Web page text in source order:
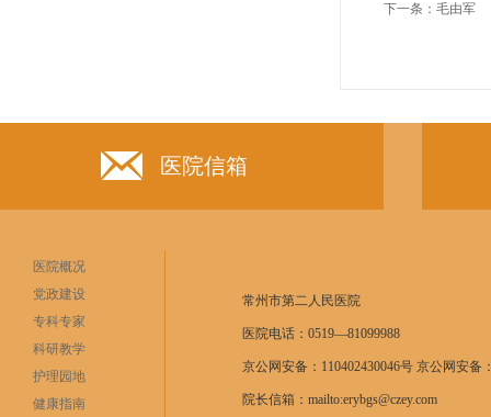
下一条： 毛由军
医院信箱
医院概况
党政建设
专科专家
科研教学
护理园地
健康指南
常州市第二人民医院
医院电话：0519—81099988
京公网安备：110402430046号 京公网安备
院长信箱：mailto:erybgs@czey.com